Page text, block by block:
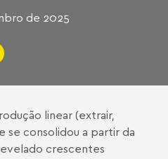
de 2025
linear (extrair,
se consolidou a partir da
crescentes